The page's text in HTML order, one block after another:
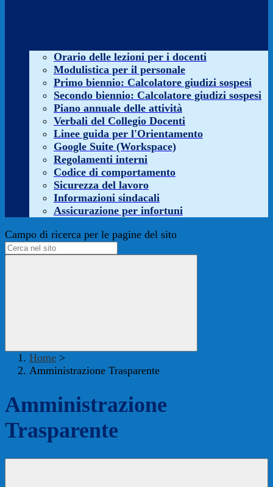
Orario delle lezioni per i docenti
Modulistica per il personale
Primo biennio: Calcolatore giudizi sospesi
Secondo biennio: Calcolatore giudizi sospesi
Piano annuale delle attività
Verbali del Collegio Docenti
Linee guida per l'Orientamento
Google Suite (Workspace)
Regolamenti interni
Codice di comportamento
Sicurezza del lavoro
Informazioni sindacali
Assicurazione per infortuni
Campo di ricerca per le pagine del sito
Home >
Amministrazione Trasparente
Amministrazione
Trasparente